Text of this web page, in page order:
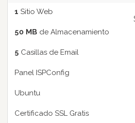
1 Sitio Web
50 MB de Almacenamiento
5 Casillas de Email
Panel ISPConfig
Ubuntu
Certificado SSL Gratis